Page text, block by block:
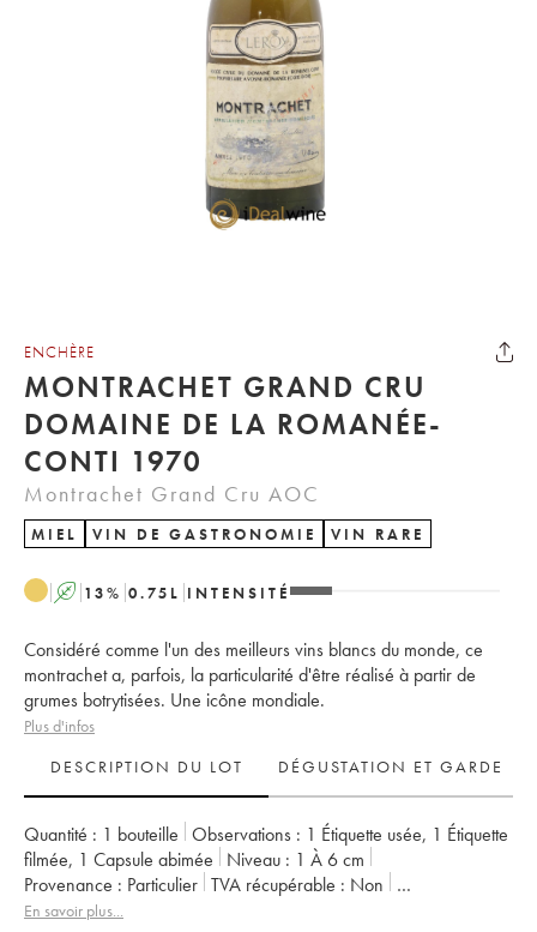
ENCHÈRE
MONTRACHET GRAND CRU
DOMAINE DE LA ROMANÉE-
CONTI 1970
Montrachet Grand Cru AOC
MIEL VIN DE GASTRONOMIE VIN RARE
A 13% 0.75 L INTENSITÉ
Considéré comme l'un des meilleurs vins blancs du monde, ce
montrachet a, parfois, la particularité d'être réalisé à partir de
grumes botrytisées. Une icône mondiale.
Plus d'infos
DESCRIPTION DU LOT
DÉGUSTATION ET GARDE
Quantité : 1 bouteille Observations : 1 Étiquette usée, 1 Étiquette
filmée, 1 Capsule abimée Niveau : 1 À 6 cm
Provenance : particulier TVA récupérable :
non
Région :
Bourgogne
En savoir plus...